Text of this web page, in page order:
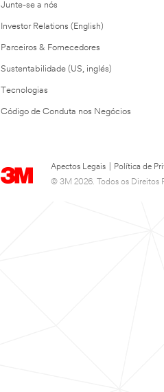
Junte-se a nós
Investor Relations (English)
Parceiros & Fornecedores
Sustentabilidade (US, inglés)
Tecnologias
Código de Conduta nos Negócios
Apectos Legais Política de
© 3M 2026. Todos os Direitos